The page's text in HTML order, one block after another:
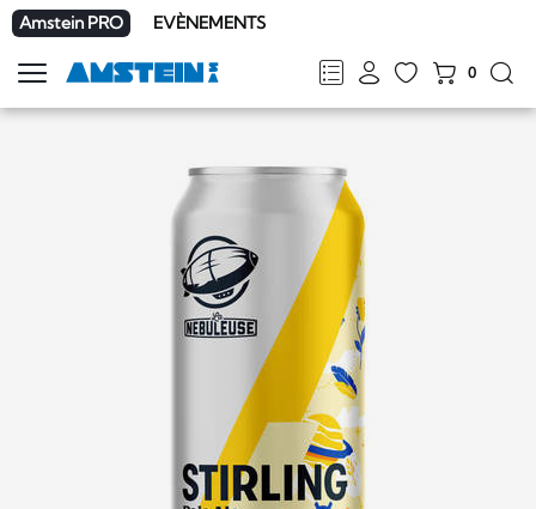
Amstein PRO EVÈNEMENTS
FRDEENIT
0
Afficher
la